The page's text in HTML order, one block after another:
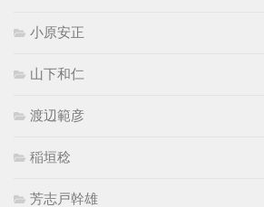
小原安正
山下和仁
渡辺範彦
稲垣稔
芳志戸幹雄